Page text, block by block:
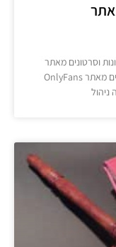
וסרטונים מאתר
OnlyFans (אונלי פאנס) הסרת תמונות וסרטונים מאתר OnlyFans
ניהול